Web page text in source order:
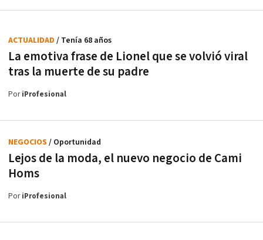
La emotiva frase de Lionel que se volvió viral
tras la muerte de su padre
ACTUALIDAD / Tenía 68 años
PoriProfesional
Lejos de la moda, el nuevo negocio de Cami
Homs
NEGOCIOS / Oportunidad
PoriProfesional